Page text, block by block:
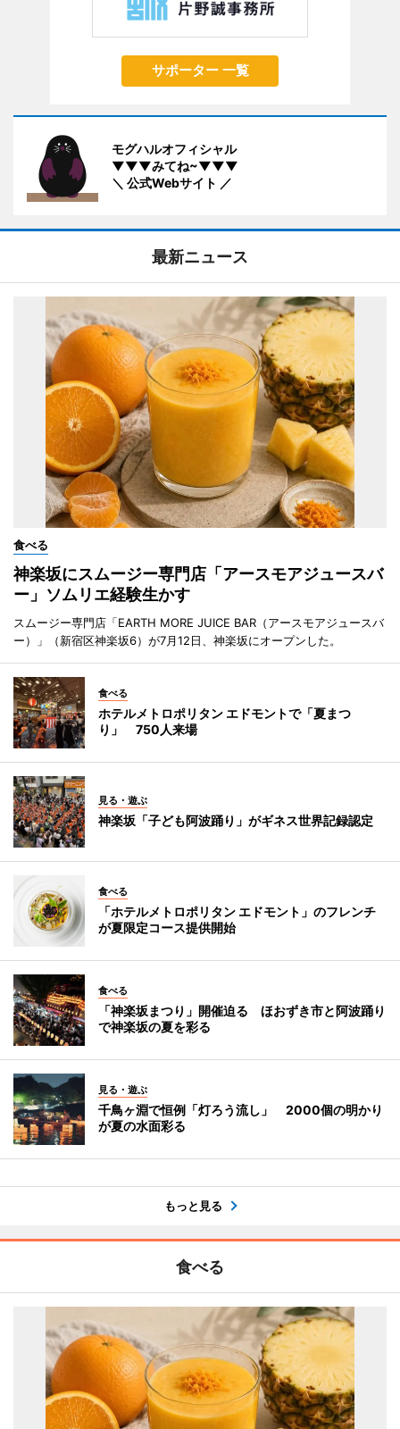
サポーター 一覧
モグハルオフィシャル
▼▼▼みてね~▼▼▼
＼ 公式Webサイト ／
最新ニュース
食べる
神楽坂にスムージー専門店「アースモアジュースバ
ー」ソムリエ経験生かす
スムージー専門店「EARTH MORE JUICE BAR（アースモアジュースバ
ー）」（新宿区神楽坂6）が7月12日、神楽坂にオープンした。
食べる
ホテルメトロポリタン エドモントで「夏まつ
り」 750人来場
見る・遊ぶ
神楽坂「子ども阿波踊り」がギネス世界記録認定
食べる
「ホテルメトロポリタン エドモント」のフレンチ
が夏限定コース提供開始
食べる
「神楽坂まつり」開催迫る ほおずき市と阿波踊り
で神楽坂の夏を彩る
見る・遊ぶ
千鳥ヶ淵で恒例「灯ろう流し」 2000個の明かり
が夏の水面彩る
もっと見る
食べる